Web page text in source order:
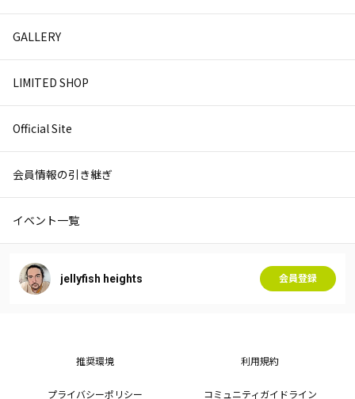
GALLERY
LIMITED SHOP
Official Site
会員情報の引き継ぎ
イベント一覧
jellyfish heights 会員登録
推奨環境 利用規約
プライバシーポリシー コミュニティガイドライン